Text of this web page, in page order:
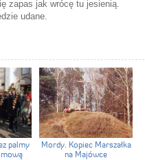
zapas jak wrócę tu jesienią.
udane.
palmy
Mordy. Kopiec Marszałka
na Majówce